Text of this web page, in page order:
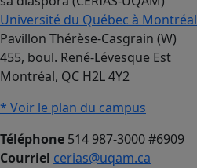
Université du Québec à Montréal
Pavillon Thérèse-Casgrain (W)
455, boul. René-Lévesque Est
Montréal, QC H2L 4Y2
* Voir le plan du campus
Téléphone 514 987-3000 #6909
Courriel cerias@uqam.ca